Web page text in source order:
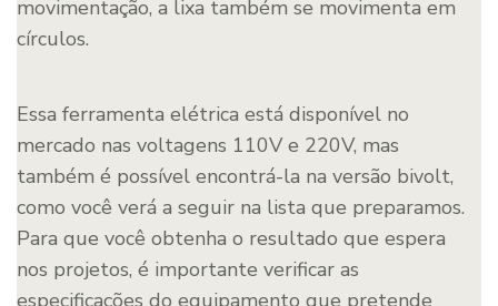
movimentação, a lixa também se movimenta em
círculos.
Essa ferramenta elétrica está disponível no
mercado nas voltagens 110V e 220V, mas
também é possível encontrá-la na versão bivolt,
como você verá a seguir na lista que preparamos.
Para que você obtenha o resultado que espera
nos projetos, é importante verificar as
especificações do equipamento que pretende